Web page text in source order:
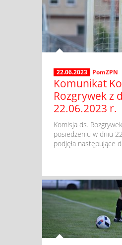
22.06.2023 PomZPN
Komunikat
Rozgrywek z
22.06.2023 r.
Komisja ds.
posiedzeniu w dniu
podjęła następujące